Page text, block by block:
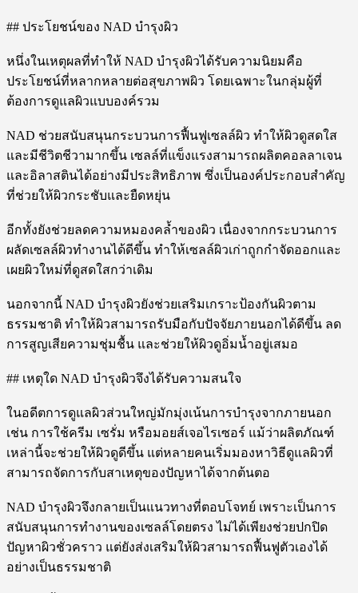
## ประโยชน์ของ NAD บำรุงผิว
หนึ่งในเหตุผลที่ทำให้ NAD บำรุงผิวได้รับความนิยมคือ
ประโยชน์ที่หลากหลายต่อสุขภาพผิว โดยเฉพาะในกลุ่มผู้ที่
ต้องการดูแลผิวแบบองค์รวม
NAD ช่วยสนับสนุนกระบวนการฟื้นฟูเซลล์ผิว ทำให้ผิวดูสดใส
และมีชีวิตชีวามากขึ้น เซลล์ที่แข็งแรงสามารถผลิตคอลลาเจน
และอิลาสตินได้อย่างมีประสิทธิภาพ ซึ่งเป็นองค์ประกอบสำคัญ
ที่ช่วยให้ผิวกระชับและยืดหยุ่น
อีกทั้งยังช่วยลดความหมองคล้ำของผิว เนื่องจากกระบวนการ
ผลัดเซลล์ผิวทำงานได้ดีขึ้น ทำให้เซลล์ผิวเก่าถูกกำจัดออกและ
เผยผิวใหม่ที่ดูสดใสกว่าเดิม
นอกจากนี้ NAD บำรุงผิวยังช่วยเสริมเกราะป้องกันผิวตาม
ธรรมชาติ ทำให้ผิวสามารถรับมือกับปัจจัยภายนอกได้ดีขึ้น ลด
การสูญเสียความชุ่มชื้น และช่วยให้ผิวดูอิ่มน้ำอยู่เสมอ
## เหตุใด NAD บำรุงผิวจึงได้รับความสนใจ
ในอดีตการดูแลผิวส่วนใหญ่มักมุ่งเน้นการบำรุงจากภายนอก
เช่น การใช้ครีม เซรั่ม หรือมอยส์เจอไรเซอร์ แม้ว่าผลิตภัณฑ์
เหล่านี้จะช่วยให้ผิวดูดีขึ้น แต่หลายคนเริ่มมองหาวิธีดูแลผิวที่
สามารถจัดการกับสาเหตุของปัญหาได้จากต้นตอ
NAD บำรุงผิวจึงกลายเป็นแนวทางที่ตอบโจทย์ เพราะเป็นการ
สนับสนุนการทำงานของเซลล์โดยตรง ไม่ได้เพียงช่วยปกปิด
ปัญหาผิวชั่วคราว แต่ยังส่งเสริมให้ผิวสามารถฟื้นฟูตัวเองได้
อย่างเป็นธรรมชาติ